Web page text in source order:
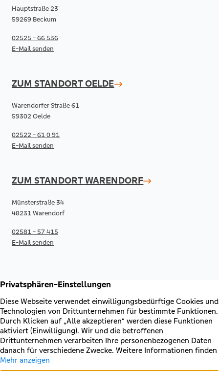
Hauptstraße 23
59269 Beckum
02525 - 66 536
E-Mail senden
ZUM STANDORTOELDE
Warendorfer Straße 61
59302 Oelde
02522 - 61 0 91
E-Mail senden
ZUM STANDORTWARENDORF
Münsterstraße 34
48231 Warendorf
02581 - 57 415
E-Mail senden
RECHTLICHES & KONTAKT
Kontakt
AGB & Sonderbedingungen
Erklärung zur Barrierefreiheit
Impressum
Datenschutz